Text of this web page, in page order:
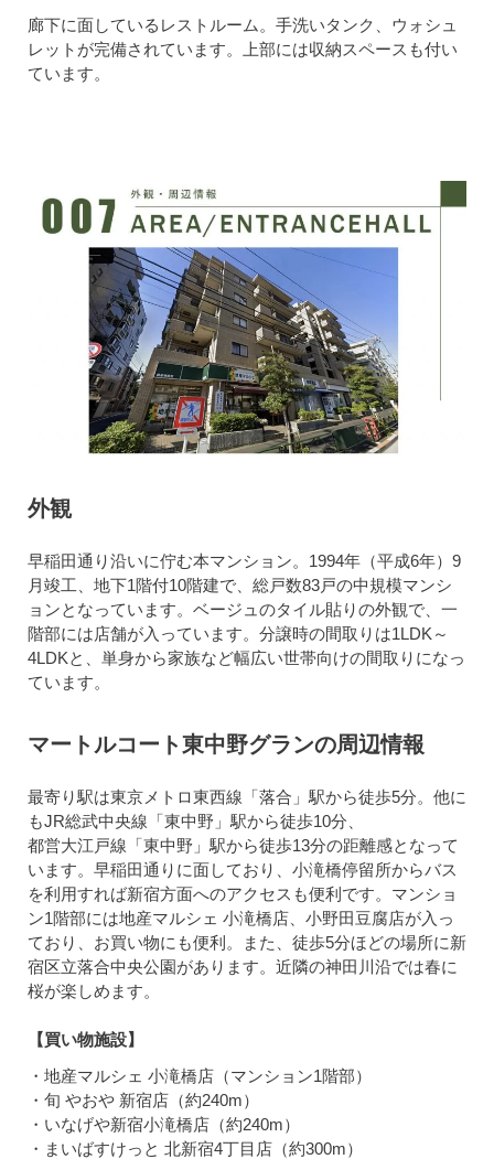
廊下に面しているレストルーム。手洗いタンク、ウォシュ
レットが完備されています。上部には収納スペースも付い
ています。
外観
早稲田通り沿いに佇む本マンション。1994年（平成6年）9
月竣工、地下1階付10階建で、総戸数83戸の中規模マンシ
ョンとなっています。ベージュのタイル貼りの外観で、一
階部には店舗が入っています。分譲時の間取りは1LDK～
4LDKと、単身から家族など幅広い世帯向けの間取りになっ
ています。
マートルコート東中野グランの周辺情報
最寄り駅は東京メトロ東西線「落合」駅から徒歩5分。他に
もJR総武中央線「東中野」駅から徒歩10分、
都営大江戸線「東中野」駅から徒歩13分の距離感となって
います。早稲田通りに面しており、小滝橋停留所からバス
を利用すれば新宿方面へのアクセスも便利です。マンショ
ン1階部には地産マルシェ 小滝橋店、小野田豆腐店が入っ
ており、お買い物にも便利。また、徒歩5分ほどの場所に新
宿区立落合中央公園があります。近隣の神田川沿では春に
桜が楽しめます。
【買い物施設】
・地産マルシェ 小滝橋店（マンション1階部）
・旬 やおや 新宿店（約240m）
・いなげや新宿小滝橋店（約240m）
・まいばすけっと 北新宿4丁目店（約300m）